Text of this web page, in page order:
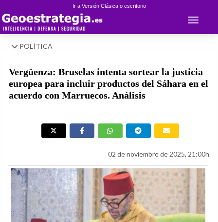
Ir a Versión Clásica o escritorio
Toggle
POLÍTICA
Vergüenza: Bruselas intenta sortear la justicia
europea para incluir productos del Sáhara en el
acuerdo con Marruecos. Análisis
02 de noviembre de 2025, 21:00h